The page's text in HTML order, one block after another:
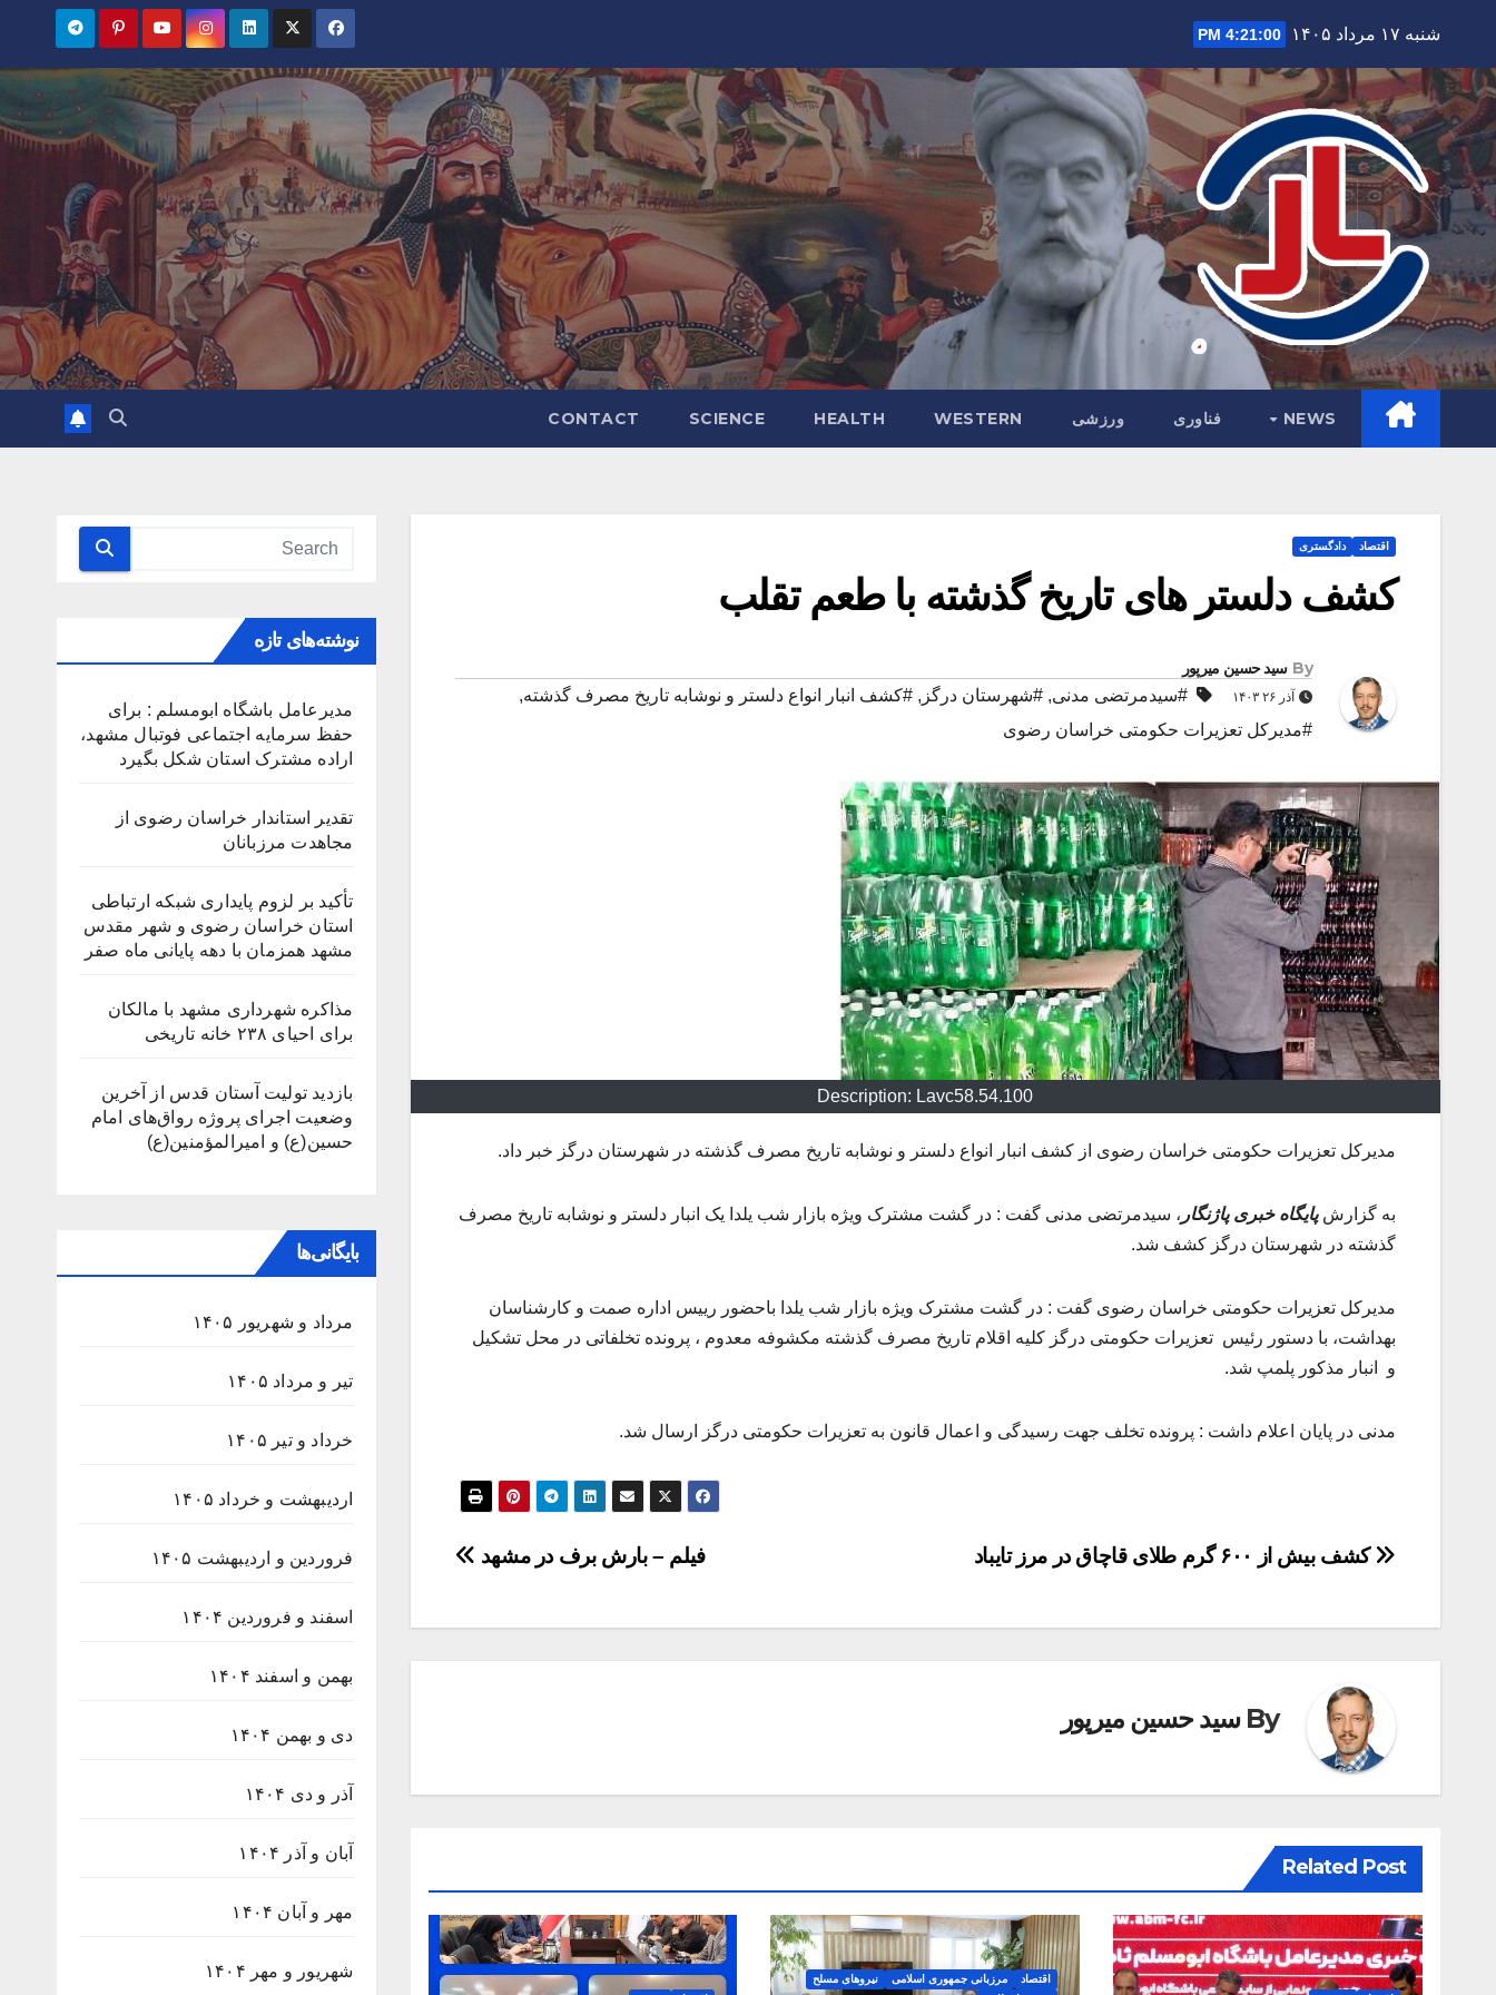
content
شنبه ۱۷ مرداد ۱۴۰۵ 4:21:01 PM
NEWS فناوری ورزشی WESTERN
HEALTH
SCIENCE
CONTACT
اقتصاد دادگستری
کشف دلستر های تاریخ گذشته با طعم تقلب
By سید حسین میرپور
آذر ۲۶ ۱۴۰۳ #سیدمرتضی مدنی, #شهرستان درگز , #کشف انبار انواع دلستر و نوشابه تاریخ مصرف گذشته,
#مدیرکل تعزیرات حکومتی خراسان رضوی
Description: Lavc58.54.100
مدیرکل تعزیرات حکومتی خراسان رضوی از کشف انبار انواع دلستر و نوشابه تاریخ مصرف گذشته در شهرستان درگز خبر داد.
به گزارشپایگاه خبری پاژنگار ، سیدمرتضی مدنی گفت : در گشت مشترک ویژه بازار شب یلدا یک انبار دلستر و نوشابه تاریخ مصرف
گذشته در شهرستان درگز کشف شد.
مدیرکل تعزیرات حکومتی خراسان رضوی گفت : در گشت مشترک ویژه بازار شب یلدا باحضور رییس اداره صمت و کارشناسان
بهداشت، با دستور رئیس تعزیرات حکومتی درگز کلیه اقلام تاریخ مصرف گذشته مکشوفه معدوم ، پرونده تخلفاتی در محل تشکیل
و انبار مذکور پلمپ شد.
مدنی در پایان اعلام داشت : پرونده تخلف جهت رسیدگی و اعمال قانون به تعزیرات حکومتی درگز ارسال شد.
راهبری
فیلم – بارش برف در مشهد کشف بیش از ۶۰۰ گرم طلای قاچاق در مرز تایباد
By سید حسین میرپور
Related Post
اقتصاد مرزبانی جمهوری اسلامی
نیروهای مسلح
نوشته‌های تازه
مدیرعامل باشگاه ابومسلم : برای
حفظ سرمایه اجتماعی فوتبال مشهد،
اراده مشترک استان شکل بگیرد
تقدیر استاندار خراسان رضوی از
مجاهدت مرزبانان
تأکید بر لزوم پایداری شبکه ارتباطی
استان خراسان رضوی و شهر مقدس
مشهد همزمان با دهه پایانی ماه صفر
مذاکره شهرداری مشهد با مالکان
برای احیای ۲۳۸ خانه تاریخی
بازدید تولیت آستان قدس از آخرین
وضعیت اجرای پروژه رواق‌های امام
حسین(ع) و امیرالمؤمنین(ع)
بایگانی‌ها
مرداد و شهریور ۱۴۰۵
تیر و مرداد ۱۴۰۵
خرداد و تیر ۱۴۰۵
اردیبهشت و خرداد ۱۴۰۵
فروردین و اردیبهشت ۱۴۰۵
اسفند و فروردین ۱۴۰۴
بهمن و اسفند ۱۴۰۴
دی و بهمن ۱۴۰۴
آذر و دی ۱۴۰۴
آبان و آذر ۱۴۰۴
مهر و آبان ۱۴۰۴
شهریور و مهر ۱۴۰۴